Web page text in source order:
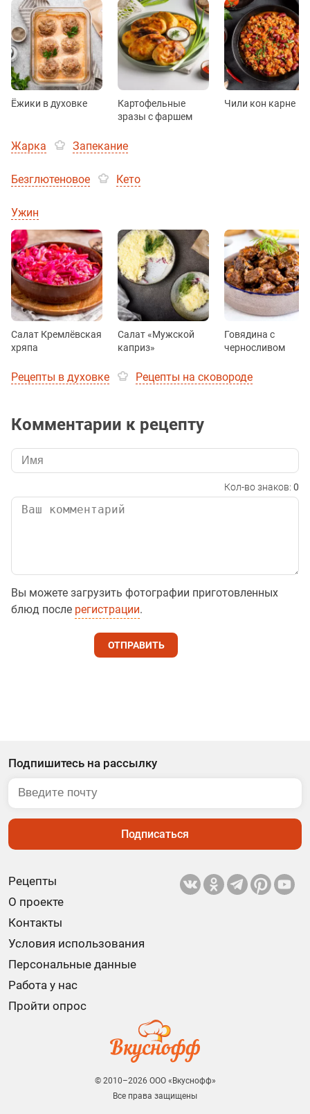
Ёжики в духовке
Картофельные
зразы с фаршем
Чили кон карне
Жарка Запекание
Безглютеновое Кето
Ужин
Салат Кремлёвская
хряпа
Салат «Мужской
каприз»
Говядина с
черносливом
Рецепты в духовке Рецепты на сковороде
Комментарии к рецепту
Кол-во знаков: 0
Вы можете загрузить фотографии приготовленных
блюд после регистрации.
ОТПРАВИТЬ
Рецепты
О проекте
Контакты
Условия использования
Персональные данные
Работа у нас
Пройти опрос
Подпишитесь на рассылку
Подписаться
© 2010–2026 ООО «Вкуснофф»
Все права защищены